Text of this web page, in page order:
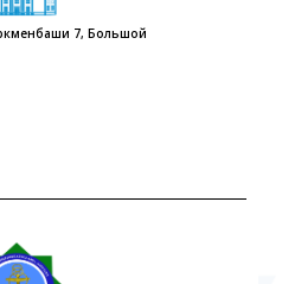
7, Большой